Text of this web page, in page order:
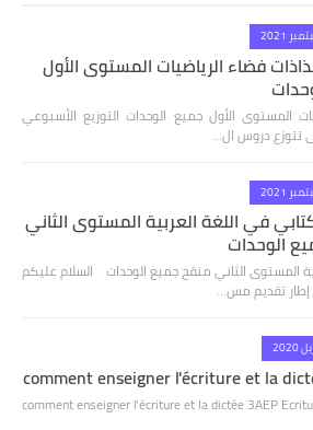
فضاء الرياضيات المستوى الأول
المستوى الأول جميع الوحدات التوزيع الأسبوعي
تتوزع دروس ال…
في اللغة العربية المستوى الثاني
الوحدات
المستوى الثاني منقح جميع الوحدات السلام عليكم
إطار تقديم مس…
comment enseigner l'écriture et la
comment enseigner l'écriture et la dictée 3AEP